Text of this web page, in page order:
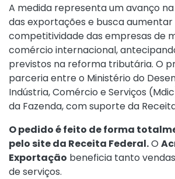
A medida representa um avanço
das exportações e busca aumentar
competitividade das empresas de
comércio internacional,
previstos na reforma tributária. O
parceria entre o Ministério do
Indústria, Comércio e Serviços
da Fazenda, com suporte da
O pedido é feito de forma
pelo site da Receita Federal.O
Exportação beneficia tanto
de serviços.